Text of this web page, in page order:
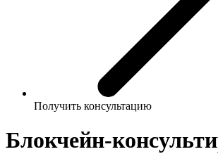
Получить консультацию
Блокчейн-